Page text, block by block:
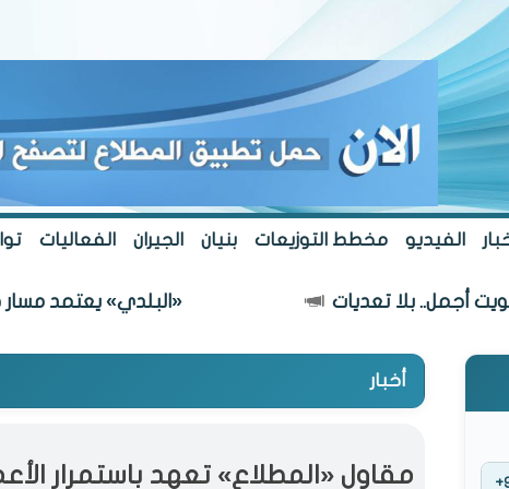
الفيديو مخطط التوزيعات بنيان الجيران الفعاليات
تعديات «البلدي» يعتمد مسار طريق يربط
أخبار
مقاول «المطلاع» تعهد باستمرار